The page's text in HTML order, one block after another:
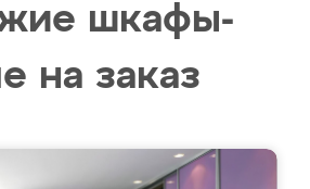
шкафы-
на заказ